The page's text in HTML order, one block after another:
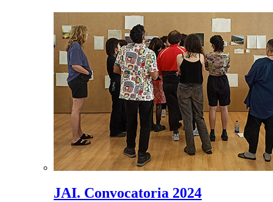
JAI. Convocatoria 2024